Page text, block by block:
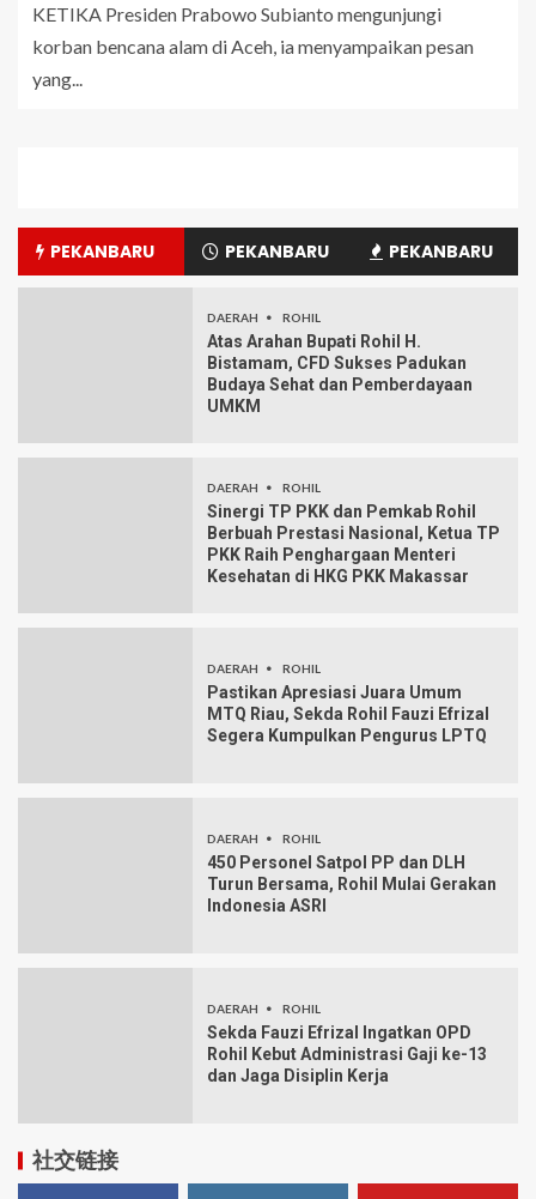
KETIKA Presiden Prabowo Subianto mengunjungi
korban bencana alam di Aceh, ia menyampaikan pesan
yang...
PEKANBARU PEKANBARU PEKANBARU
DAERAH ROHIL
Atas Arahan Bupati Rohil H.
Bistamam, CFD Sukses Padukan
Budaya Sehat dan Pemberdayaan
UMKM
DAERAH ROHIL
Sinergi TP PKK dan Pemkab Rohil
Berbuah Prestasi Nasional, Ketua TP
PKK Raih Penghargaan Menteri
Kesehatan di HKG PKK Makassar
DAERAH ROHIL
Pastikan Apresiasi Juara Umum
MTQ Riau, Sekda Rohil Fauzi Efrizal
Segera Kumpulkan Pengurus LPTQ
DAERAH ROHIL
450 Personel Satpol PP dan DLH
Turun Bersama, Rohil Mulai Gerakan
Indonesia ASRI
DAERAH ROHIL
Sekda Fauzi Efrizal Ingatkan OPD
Rohil Kebut Administrasi Gaji ke-13
dan Jaga Disiplin Kerja
社交链接